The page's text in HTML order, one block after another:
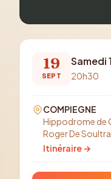
19
SEPT
Samedi
20h30
COMPIEGNE
Hippodrome de
Roger De
Itinéraire →